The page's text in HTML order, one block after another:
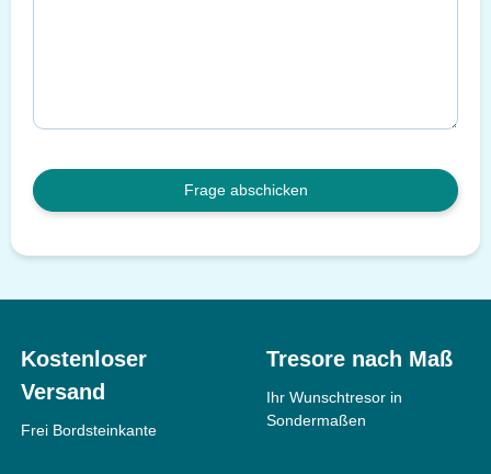
Frage abschicken
Kostenloser
Versand
Frei Bordsteinkante
Tresore nach Maß
Ihr Wunschtresor in
Sondermaßen